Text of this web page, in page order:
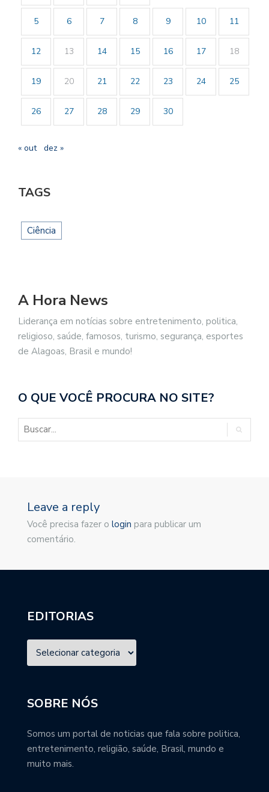
5 6 7 8 9 10 11
12 13 14 15 16 17 18
19 20 21 22 23 24 25
26 27 28 29 30
« out dez »
TAGS
Ciência
A Hora News
Liderança em notícias sobre entretenimento, politica,
religioso, saúde, famosos, turismo, segurança, esportes
de Alagoas, Brasil e mundo!
O QUE VOCÊ PROCURA NO SITE?
Leave a reply
Você precisa fazer o login para publicar um
comentário.
EDITORIAS
SOBRE NÓS
Somos um portal de noticias que fala sobre politica,
entretenimento, religião, saúde, Brasil, mundo e
muito mais.